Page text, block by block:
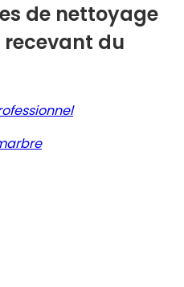
de nettoyage
du